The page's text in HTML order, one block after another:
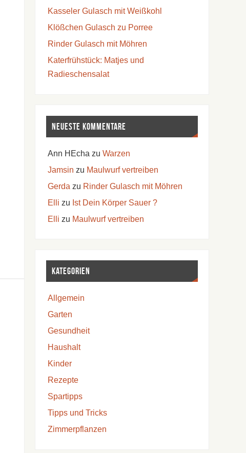
Kasseler Gulasch mit Weißkohl
Klößchen Gulasch zu Porree
Rinder Gulasch mit Möhren
Katerfrühstück: Matjes und
Radieschensalat
Neueste Kommentare
Ann HEcha zu Warzen
Jamsin zu Maulwurf vertreiben
Gerda zu Rinder Gulasch mit Möhren
Elli zu Ist Dein Körper Sauer ?
Elli zu Maulwurf vertreiben
Kategorien
Allgemein
Garten
Gesundheit
Haushalt
Kinder
Rezepte
Spartipps
Tipps und Tricks
Zimmerpflanzen